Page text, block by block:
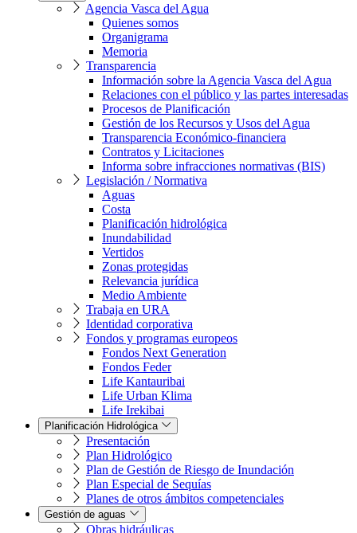
Agencia Vasca del Agua
Quienes somos
Organigrama
Memoria
Transparencia
Información sobre la Agencia Vasca del Agua
Relaciones con el público y las partes interesadas
Procesos de Planificación
Gestión de los Recursos y Usos del Agua
Transparencia Económico-financiera
Contratos y Licitaciones
Informa sobre infracciones normativas (BIS)
Legislación / Normativa
Aguas
Costa
Planificación hidrológica
Inundabilidad
Vertidos
Zonas protegidas
Relevancia jurídica
Medio Ambiente
Trabaja en URA
Identidad corporativa
Fondos y programas europeos
Fondos Next Generation
Fondos Feder
Life Kantauribai
Life Urban Klima
Life Irekibai
Planificación Hidrológica
Presentación
Plan Hidrológico
Plan de Gestión de Riesgo de Inundación
Plan Especial de Sequías
Planes de otros ámbitos competenciales
Gestión de aguas
Obras hidráulicas